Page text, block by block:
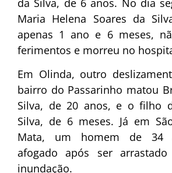
Maria Helena Soares da
apenas 1 ano e 6 meses,
ferimentos e morreu no
Em Olinda, outro
bairro do Passarinho matou
Silva, de 20 anos, e o filho
Silva, de 6 meses. Já em
Mata, um homem de 34
afogado após ser
inundação.